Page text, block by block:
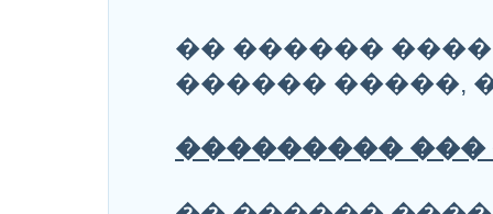
�� ������
������ �����,
��������� ���